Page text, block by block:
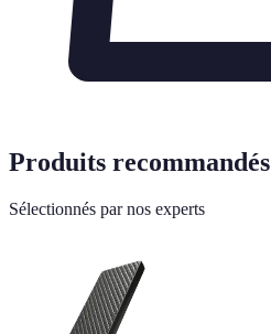
Produits recommandés
Sélectionnés par nos experts